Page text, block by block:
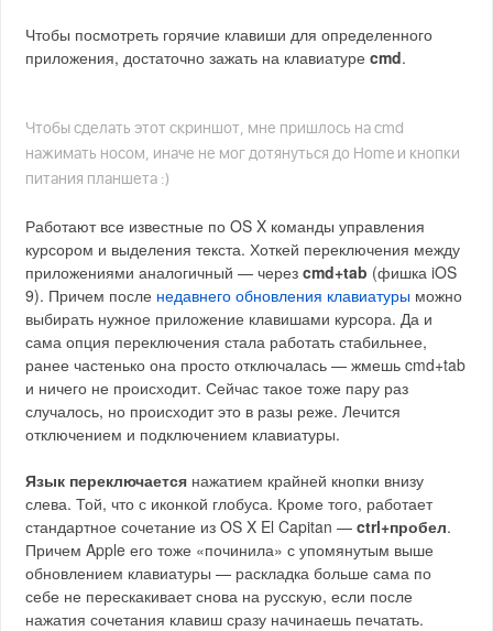
Чтобы посмотреть горячие клавиши для определенного
приложения, достаточно зажать на клавиатуреcmd.
Чтобы сделать этот скриншот, мне пришлось на cmd
нажимать носом, иначе не мог дотянуться до Home и кнопки
питания планшета :)
Работают все известные по OS X команды управления
курсором и выделения текста. Хоткей переключения между
приложениями аналогичный — черезcmd+tab (фишка iOS
9). Причем после недавнего обновления клавиатуры можно
выбирать нужное приложение клавишами курсора. Да и
сама опция переключения стала работать стабильнее,
ранее частенько она просто отключалась — жмешь cmd+tab
и ничего не происходит. Сейчас такое тоже пару раз
случалось, но происходит это в разы реже. Лечится
отключением и подключением клавиатуры.
Язык переключается нажатием крайней кнопки внизу
слева. Той, что с иконкой глобуса. Кроме того, работает
стандартное сочетание из OS X El Capitan —ctrl+пробел.
Причем Apple его тоже «починила» с упомянутым выше
обновлением клавиатуры — раскладка больше сама по
себе не перескакивает снова на русскую, если после
нажатия сочетания клавиш сразу начинаешь печатать.